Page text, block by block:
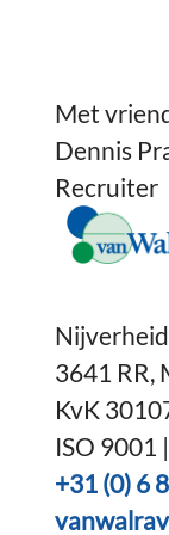
Met
Dennis
Recruiter
3641 RR,
KvK
ISO 9001
+31 (0) 6